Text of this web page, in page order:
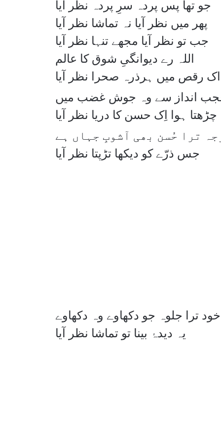
جو تھا پس پردہ سرِ پردہ نظر آیا
پھر میں نظر آیا نہ تماشا نظر آیا
جب تو نظر آیا مجھے تنہا نظر آیا
اللہ رے دیوانگیِ شوق کا عالم
اک رقص میں ہرذرہ صحرا نظر آیا
عجب انداز سے وہ جوش غضب میں
چڑھتا ہوا اِک حسن کا دریا نظر آیا
ترا حُسن بھی آشوبِ جہاں ہے
جس ذرّے کو دیکھا تڑپتا نظر آیا
ترا جلوہ جو دکھاوے وہ دکھاوے
یہ دیدۂ بینا تو تماشا نظر آیا